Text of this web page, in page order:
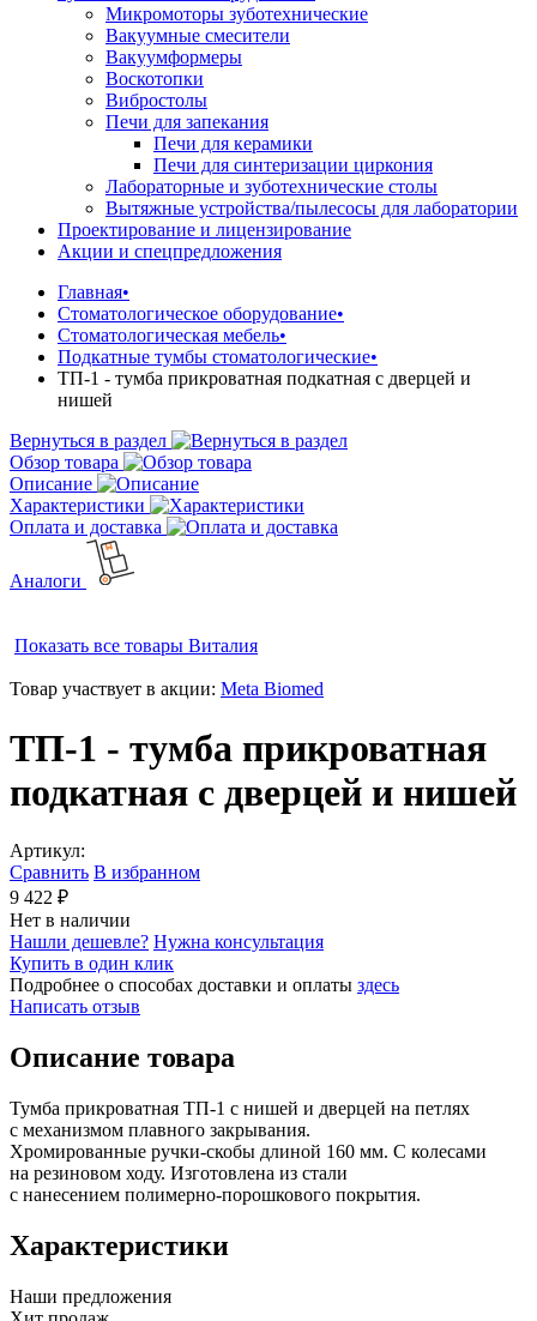
Микромоторы зуботехнические
Вакуумные смесители
Вакуумформеры
Воскотопки
Вибростолы
Печи для запекания
Печи для керамики
Печи для синтеризации циркония
Лабораторные и зуботехнические столы
Вытяжные устройства/пылесосы для лаборатории
Проектирование и лицензирование
Акции и спецпредложения
Главная•
Стоматологическое оборудование•
Стоматологическая мебель•
Подкатные тумбы стоматологические•
ТП-1 - тумба прикроватная подкатная с дверцей и
нишей
Вернуться в раздел
Обзор товара
Описание
Характеристики
Оплата и доставка
Аналоги
Показать все товары Виталия
Товар участвует в акции: Meta Biomed
ТП-1 - тумба прикроватная
подкатная с дверцей и нишей
Артикул:
Сравнить В избранном
9 422 ₽
Нет в наличии
Нашли дешевле? Нужна консультация
Купить в один клик
Подробнее о способах доставки и оплаты здесь
Написать отзыв
Описание товара
Тумба прикроватная ТП-1 с нишей и дверцей на петлях
с механизмом плавного закрывания.
Хромированные ручки-скобы длиной 160 мм. С колесами
на резиновом ходу. Изготовлена из стали
с нанесением полимерно-порошкового покрытия.
Характеристики
Наши предложения